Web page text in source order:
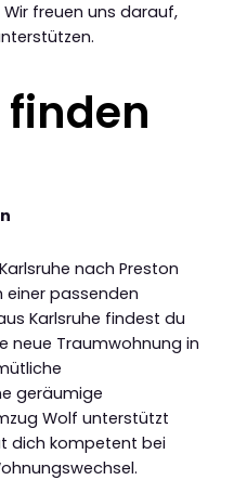
freuen uns darauf,
nach Preston
einer passenden
Karlsruhe findest du
neue Traumwohnung in
geräumige
Wolf unterstützt
dich kompetent bei